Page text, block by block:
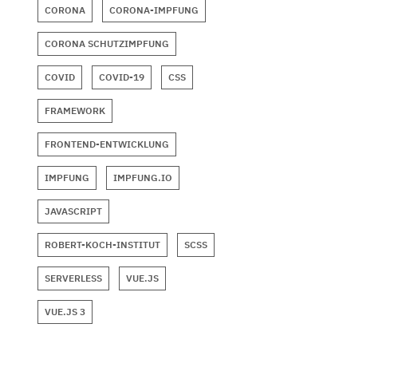
CORONA CORONA-IMPFUNG
CORONA SCHUTZIMPFUNG
COVID COVID-19 CSS
FRAMEWORK
FRONTEND-ENTWICKLUNG
IMPFUNG IMPFUNG.IO
JAVASCRIPT
ROBERT-KOCH-INSTITUT SCSS
SERVERLESS VUE.JS
VUE.JS 3